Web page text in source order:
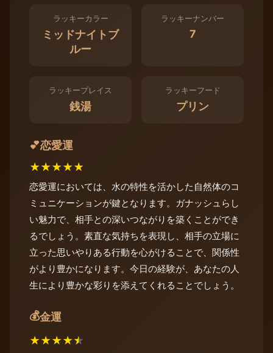
ラッキーカラー
ミッドナイトブ
ルー
ラッキーナンバー
7
ラッキープレイス
銭湯
ラッキーフード
プリン
💕恋愛運
★★★★★
恋愛運においては、水の特性を活かした自然体のコ
ミュニケーションが鍵となります。ガナッシュらし
い魅力で、相手との深いつながりを築くことができ
るでしょう。素直な気持ちを表現し、相手の立場に
立った思いやりある行動を心がけることで、関係性
がより豊かになります。今日の経験が、あなたの人
生により豊かな彩りを添えてくれることでしょう。
💰金運
★★★★★